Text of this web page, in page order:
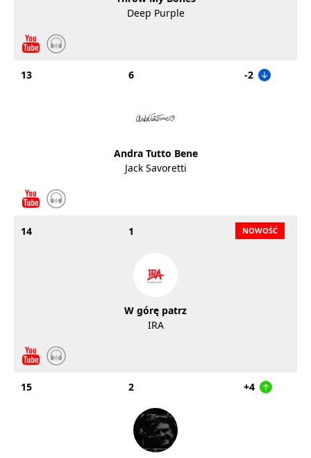
Deep Purple
13 6 -2
Andra Tutto Bene
Jack Savoretti
14 1
W górę patrz
IRA
15 2 +4